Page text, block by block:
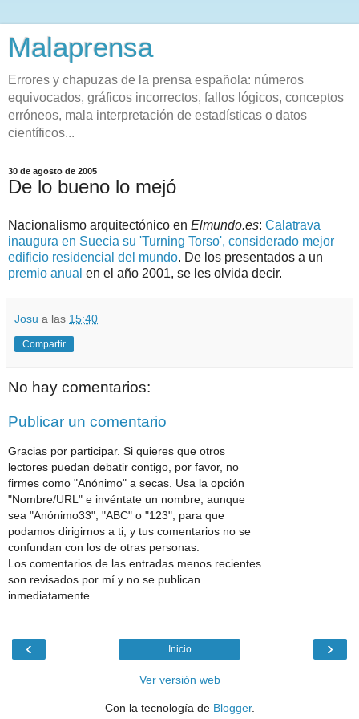
Malaprensa
Errores y chapuzas de la prensa española: números
equivocados, gráficos incorrectos, fallos lógicos, conceptos
erróneos, mala interpretación de estadísticas o datos
científicos...
30 de agosto de 2005
De lo bueno lo mejó
Nacionalismo arquitectónico en Elmundo.es: Calatrava
inaugura en Suecia su 'Turning Torso', considerado mejor
edificio residencial del mundo. De los presentados a un
premio anual en el año 2001, se les olvida decir.
Josu a las 15:40
Compartir
No hay comentarios:
Publicar un comentario
Gracias por participar. Si quieres que otros
lectores puedan debatir contigo, por favor, no
firmes como "Anónimo" a secas. Usa la opción
"Nombre/URL" e invéntate un nombre, aunque
sea "Anónimo33", "ABC" o "123", para que
podamos dirigirnos a ti, y tus comentarios no se
confundan con los de otras personas.
Los comentarios de las entradas menos recientes
son revisados por mí y no se publican
inmediatamente.
‹ ›
Inicio
Ver versión web
Con la tecnología de Blogger.